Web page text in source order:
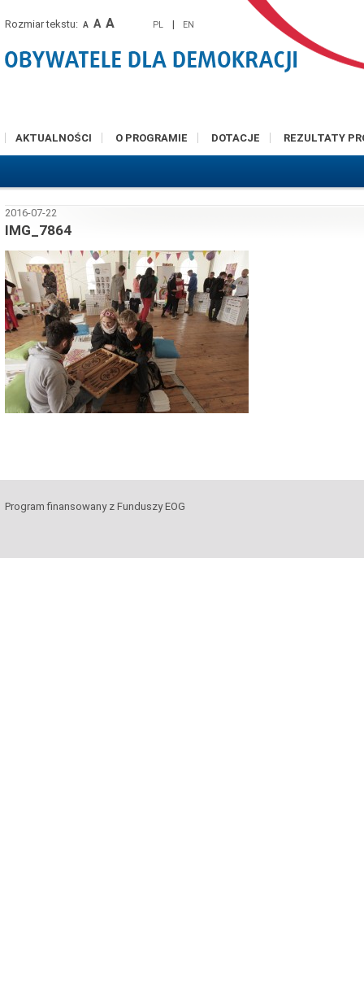
Rozmiar tekstu: A A A PL | EN
AKTUALNOŚCI O PROGRAMIE DOTACJE REZULTATY
2016-07-22
IMG_7864
Program finansowany z Funduszy EOG